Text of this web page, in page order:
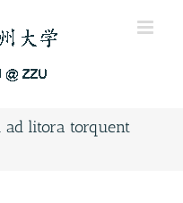
ad litora torquent